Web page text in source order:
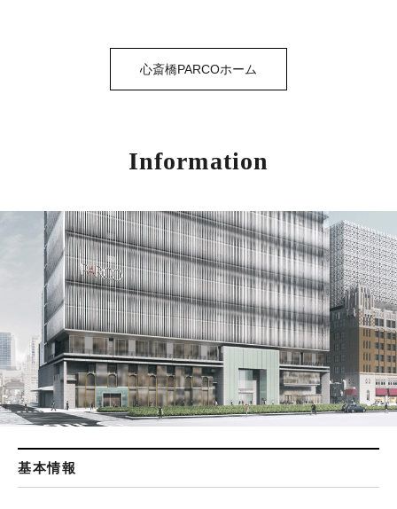
心斎橋PARCOホーム
Information
基本情報